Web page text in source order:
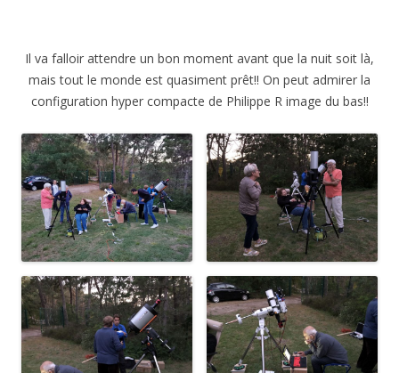
Il va falloir attendre un bon moment avant que la nuit soit là,
mais tout le monde est quasiment prêt!! On peut admirer la
configuration hyper compacte de Philippe R image du bas!!